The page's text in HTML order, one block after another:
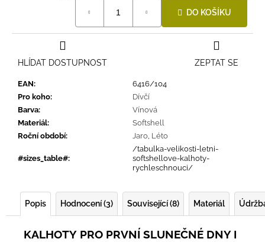
DO KOŠÍKU
EAN:
6416/104
Pro koho:
Dívčí
Barva:
Vínová
Materiál:
Softshell
Roční období: Jaro, Léto
#sizes_table#:
/tabulka-velikosti-letni-
softshellove-kalhoty-
rychleschnouci/
ZEPTAT SE
HLÍDAT DOSTUPNOST
Popis Hodnocení (3) Související (8) Materiál
KALHOTY PRO PRVNÍ SLUNEČNÉ DNY I